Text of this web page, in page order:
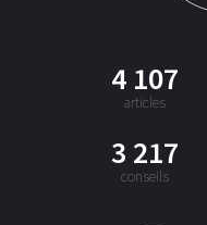
4 107
articles
3 217
conseils